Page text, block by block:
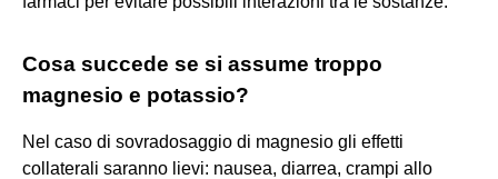
Cosa succede se si assume troppo
magnesio e potassio?
Nel caso di sovradosaggio di magnesio gli effetti
collaterali saranno lievi: nausea, diarrea, crampi allo